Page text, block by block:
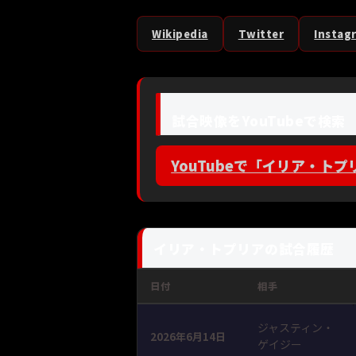
Wikipedia Twitter
YouTubeで「イリア・トプ
日付 相手
2026年6月14日
ジャスティン・
ゲイジー